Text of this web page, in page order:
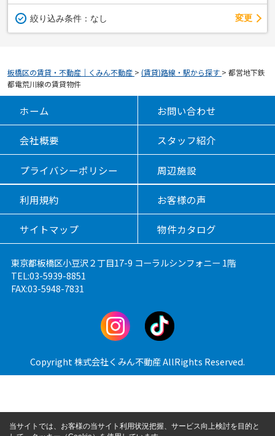
絞り込み条件： なし 変更
板橋区の賃貸・不動産｜くみん不動産 > (賃貸)路線・駅から探す > 都営地下鉄
都電荒川線の賃貸物件
ホーム お問い合わせ
会社概要 スタッフ紹介
プライバシーポリシー 周辺施設
利用規約 お客様の声
サイトマップ 物件カタログ
東京都板橋区小豆沢２丁目17-9 コーラルシンフォニー 1階
TEL:03-5939-8851
FAX:03-5948-7831
Copyright 株式会社くみん不動産 AllRights Reserved.
当サイトでは、お客様の当サイト利用状況把握、サービス向上検討を目的と